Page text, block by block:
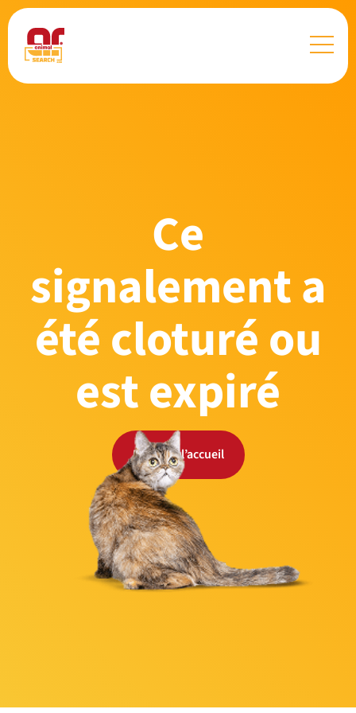
Ce
signalement a
été cloturé ou
est expiré
Retour à l’accueil